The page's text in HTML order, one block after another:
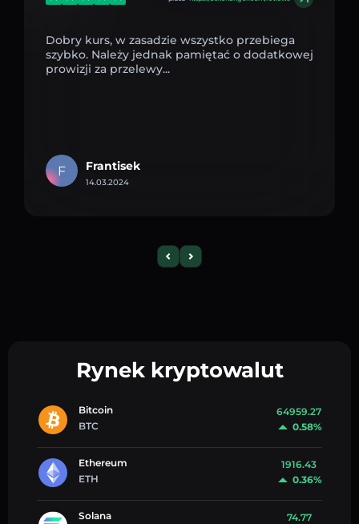
Dobry kurs, w zasadzie wszystko przebiega
szybko. Należy jednak pamiętać o dodatkowej
prowizji za przelewy...
F Frantisek
14.03.2024
Rynek kryptowalut
Bitcoin
BTC
64959.27
0.58%
Ethereum
ETH
1916.43
0.36%
Solana
74.77